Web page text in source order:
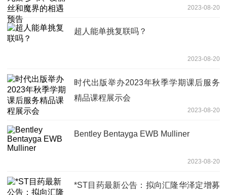
2023-08-20
超人能单挑复联吗？
2023-08-20
时代出版举办2023年秋季学期课后服务
精品课程展示会
2023-08-20
Bentley Bentayga EWB Mulliner
2023-08-20
*ST目药最新公告：拟向汇隆华泽定增募